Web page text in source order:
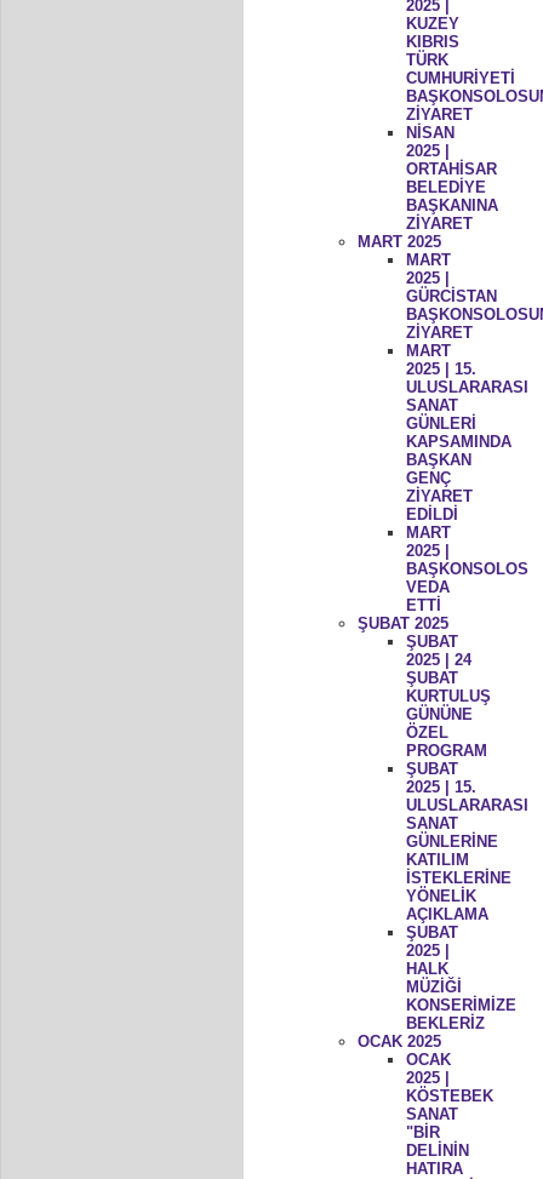
2025 |
KUZEY
KIBRIS
TÜRK
CUMHURİYETİ
ZİYARET
NİSAN
2025 |
ORTAHİSAR
BELEDİYE
BAŞKANINA
ZİYARET
MART 2025
MART
2025 |
GÜRCİSTAN
ZİYARET
MART
2025 | 15.
ULUSLARARASI
SANAT
GÜNLERİ
KAPSAMINDA
BAŞKAN
GENÇ
ZİYARET
EDİLDİ
MART
2025 |
BAŞKONSOLOS
VEDA
ETTİ
ŞUBAT 2025
ŞUBAT
2025 | 24
ŞUBAT
KURTULUŞ
GÜNÜNE
ÖZEL
PROGRAM
ŞUBAT
2025 | 15.
ULUSLARARASI
SANAT
GÜNLERİNE
KATILIM
İSTEKLERİNE
YÖNELİK
AÇIKLAMA
ŞUBAT
2025 |
HALK
MÜZİĞİ
KONSERİMİZE
BEKLERİZ
OCAK 2025
OCAK
2025 |
KÖSTEBEK
SANAT
"BİR
DELİNİN
HATIRA